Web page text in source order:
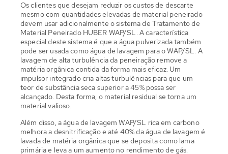
Os clientes que desejam reduzir os custos de descarte
mesmo com quantidades elevadas de material peneirado
devem usar adicionalmente o sistema de Tratamento de
Material Peneirado HUBER WAP/SL. A característica
especial deste sistema é que a água pulverizada também
pode ser usada como água de lavagem para o WAP/SL. A
lavagem de alta turbulência da peneiração remove a
matéria orgânica contida da forma mais eficaz. Um
impulsor integrado cria altas turbulências para que um
teor de substância seca superior a 45% possa ser
alcançado. Desta forma, o material residual se torna um
material valioso.
Além disso, a água de lavagem WAP/SL rica em carbono
melhora a desnitrificação e até 40% da água de lavagem é
lavada de matéria orgânica que se deposita como lama
primária e leva a um aumento no rendimento de gás.